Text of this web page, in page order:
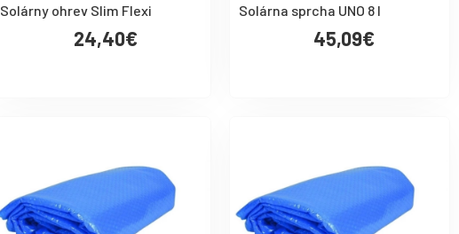
Solárny ohrev Slim Flexi
24,40€
Solárna sprcha UNO 8 l
45,09€